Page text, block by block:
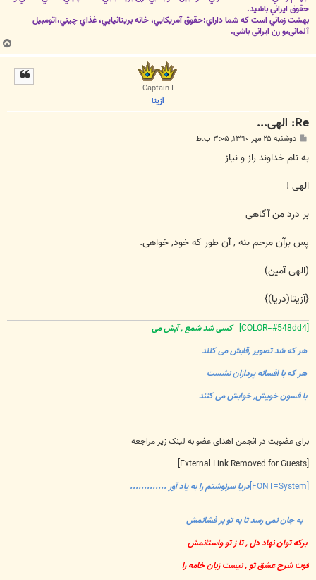
حقوق ايراني باشيد.
بهشت زماني است که شما داراي:حقوق آمريکايي، خانه بريتانيايي، غذاي چيني،اتومبيل
آلماني،و زن ايراني باشي.
ب
ا
Captain I
آزیتا
Re: الهی...
پ
ت
دوشنبه ۲۵ مهر ۱۳۹۰, ۳:۰۵ ب.ظ
به نام خداوند راز و نیاز
الهی !
بر درد من آگاهی
پس برآن مرحم بنه , آن طور که خود, خواهی.
(الهی آمین)
{آزیتا(دریا)}
کسی شد شمع , آبش می
هر که شد تصویر ,قابش می کنند
هر که با افسانه پردازان نشست
با فسون خویش, خوابش می کنند
برای عضویت در انجمن اهدای عضو به لینک زیر مراجعه
دریا سرنوشتم را به یاد آور .............
به جان نمی رسد تا به تو بر فشانمش
برکه توان نهاد دل , تا ز تو واستانمش
قوت شرح عشق تو , نیست زبان خامه را